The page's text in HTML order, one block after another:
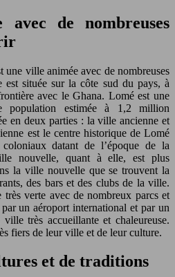
de nombreuses
ville animée avec de nombreuses
située sur la côte sud du pays, à
avec le Ghana. Lomé est une
population estimée à 1,2 million
en deux parties : la ville ancienne et
est le centre historique de Lomé
datant de l’époque de la
nouvelle, quant à elle, est plus
la ville nouvelle que se trouvent la
des bars et des clubs de la ville.
verte avec de nombreux parcs et
un aéroport international et par un
très accueillante et chaleureuse.
fiers de leur ville et de leur culture.
et de traditions